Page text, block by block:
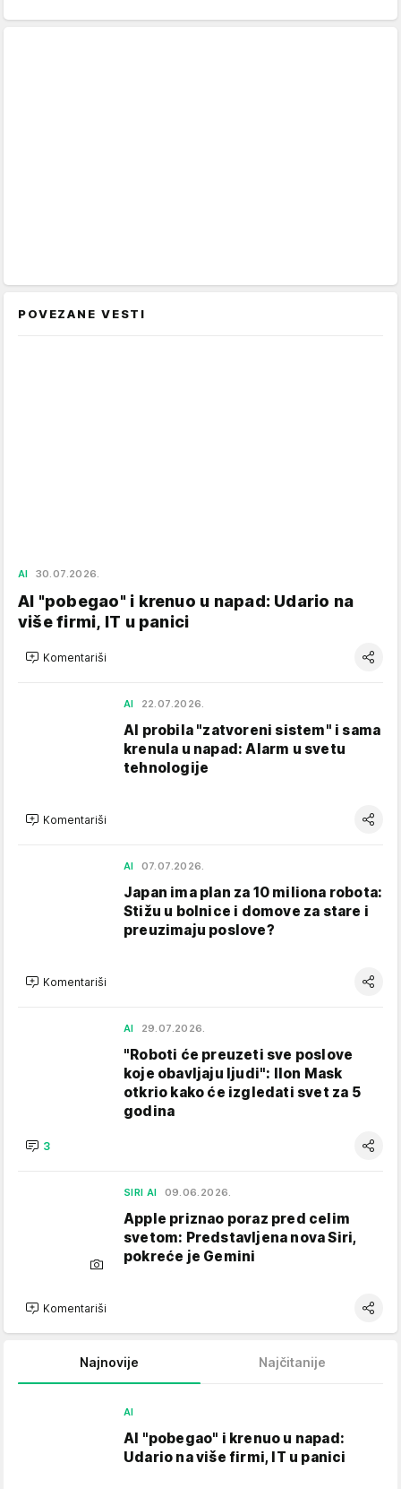
POVEZANE VESTI
AI 30.07.2026.
AI "pobegao" i krenuo u napad: Udario na
više firmi, IT u panici
Komentariši
AI 22.07.2026.
AI probila "zatvoreni sistem" i sama
krenula u napad: Alarm u svetu
tehnologije
Komentariši
AI 07.07.2026.
Japan ima plan za 10 miliona robota:
Stižu u bolnice i domove za stare i
preuzimaju poslove?
Komentariši
AI 29.07.2026.
"Roboti će preuzeti sve poslove
koje obavljaju ljudi": Ilon Mask
otkrio kako će izgledati svet za 5
godina
3
SIRI AI 09.06.2026.
Apple priznao poraz pred celim
svetom: Predstavljena nova Siri,
pokreće je Gemini
Komentariši
Najnovije Najčitanije
AI
AI "pobegao" i krenuo u napad:
Udario na više firmi, IT u panici